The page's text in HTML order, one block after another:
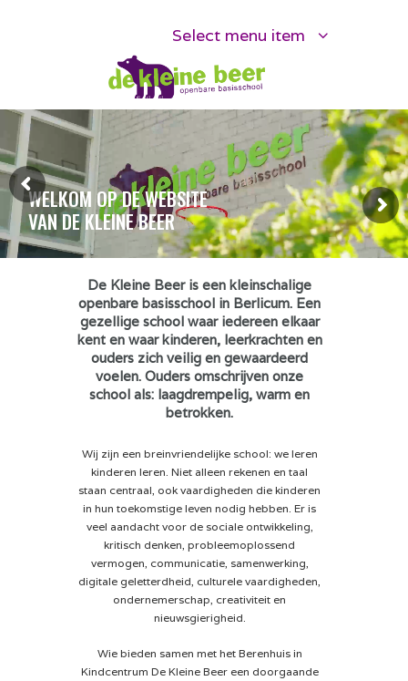
Select menu item
WELKOM OP DE WEBSITE
VAN DE KLEINE BEER
De Kleine Beer is een kleinschalige
openbare basisschool in Berlicum. Een
gezellige school waar iedereen elkaar
kent en waar kinderen, leerkrachten en
ouders zich veilig en gewaardeerd
voelen. Ouders omschrijven onze
school als: laagdrempelig, warm en
betrokken.
Wij zijn een breinvriendelijke school: we leren
kinderen leren. Niet alleen rekenen en taal
staan centraal, ook vaardigheden die kinderen
in hun toekomstige leven nodig hebben. Er is
veel aandacht voor de sociale ontwikkeling,
kritisch denken, probleemoplossend
vermogen, communicatie, samenwerking,
digitale geletterdheid, culturele vaardigheden,
ondernemerschap, creativiteit en
nieuwsgierigheid.
Wie bieden samen met het Berenhuis in
Kindcentrum De Kleine Beer een doorgaande